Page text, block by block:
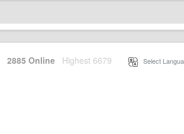
2885 Online Highest 6679 Select